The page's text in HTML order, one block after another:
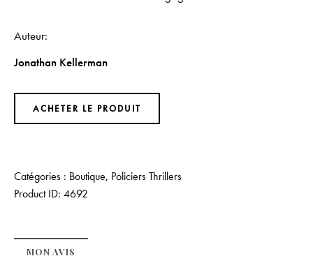
Auteur
Jonathan Kellerman
ACHETER LE PRODUIT
Catégories : Boutique, Policiers Thrillers
Product ID: 4692
MON AVIS